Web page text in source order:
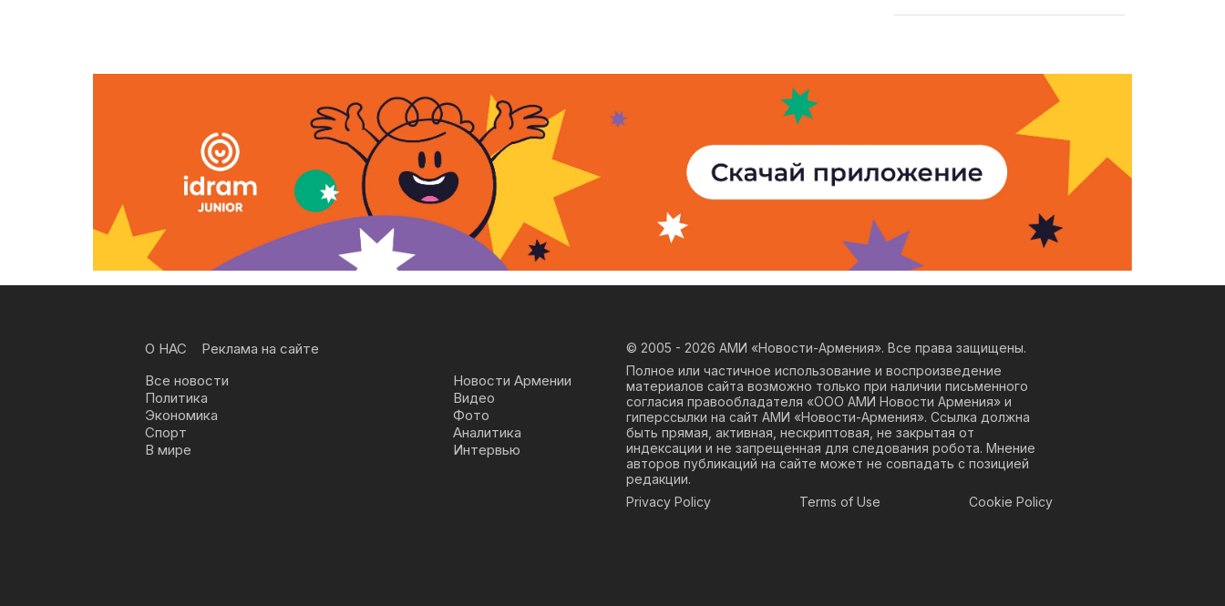
О НАС
Реклама на сайте
Все новости
Политика
Экономика
Спорт
В мире
Новости Армении
Видео
Фото
Аналитика
Интервью
© 2005 - 2026 АМИ «Новости-Армения». Все права защищены.
Полное или частичное использование и воспроизведение
материалов сайта возможно только при наличии письменного
согласия правообладателя «ООО АМИ Новости Армения» и
гиперссылки на сайт АМИ «Новости-Армения». Ссылка должна
быть прямая, активная, нескриптовая, не закрытая от
индексации и не запрещенная для следования робота. Мнение
авторов публикаций на сайте может не совпадать с позицией
редакции.
Privacy Policy
Terms of Use Cookie Policy